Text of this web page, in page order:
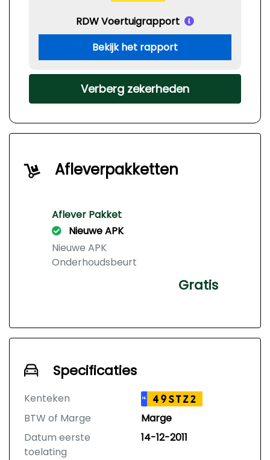
RDW Voertuigrapport
Bekijk het rapport
Verberg zekerheden
Afleverpakketten
Aflever Pakket
Nieuwe APK
Nieuwe APK
Onderhoudsbeurt
Gratis
Specificaties
Kenteken NL 49STZ2
BTW of Marge
Marge
Datum eerste
toelating
14-12-2011